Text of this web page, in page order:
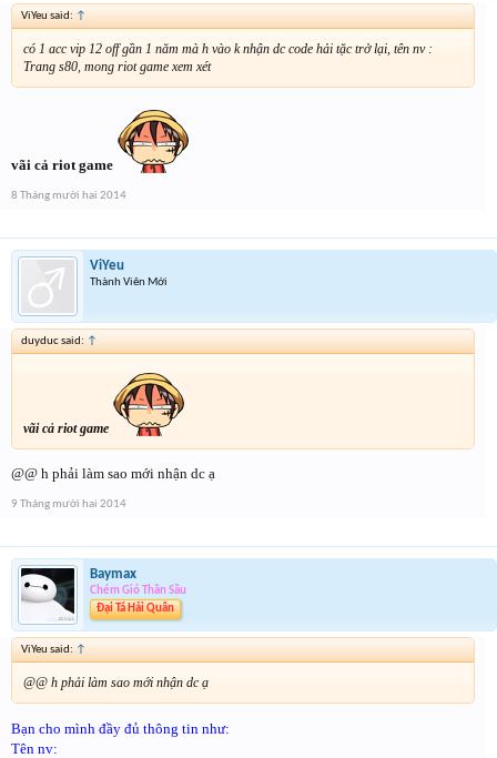
ViYeu said: ↑
có 1 acc vip 12 off gần 1 năm mà h vào k nhận dc code hải tặc trở lại, tên nv :
Trang s80, mong riot game xem xét
vãi cả riot game
8 Tháng mười hai 2014
ViYeu
Thành Viên Mới
duyduc said: ↑
vãi cả riot game
@@ h phải làm sao mới nhận dc ạ
9 Tháng mười hai 2014
Baymax
Chém Gió Thần Sầu
Đại Tá Hải Quân
ViYeu said: ↑
@@ h phải làm sao mới nhận dc ạ
Bạn cho mình đầy đủ thông tin như:
Tên nv: